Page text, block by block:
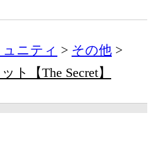
ュニティ
その他
ト【The Secret】